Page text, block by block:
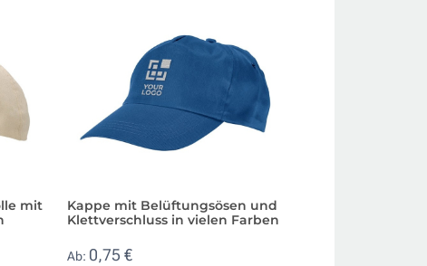
mit
Kappe mit Belüftungsösen und
Klettverschluss in vielen Farben
Ab: 0,75 €